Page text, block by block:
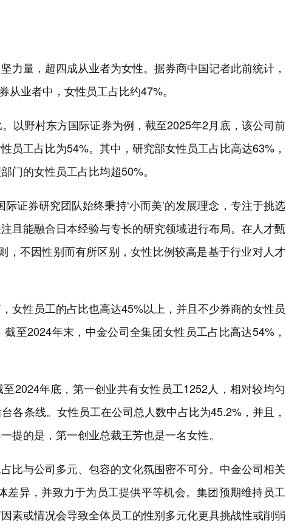
力量，超四成从业者为女性。据券商中国记者此前统计，
从业者中，女性员工占比约47%。
以野村东方国际证券为例，截至2025年2月底，该公司前
员工占比为54%。其中，研究部女性员工占比高达63%，
门的女性员工占比均超50%。
证券研究团队始终秉持‘小而美’的发展理念，专注于挑选
且能融合日本经验与专长的研究领域进行布局。在人才甄
，不因性别而有所区别，女性比例较高是基于行业对人才
女性员工的占比也高达45%以上，并且不少券商的女性员
至2024年末，中金公司全集团女性员工占比高达54%，
2024年底，第一创业共有女性员工1252人，相对较均匀
各条线。女性员工在公司总人数中占比为45.2%，并且，
提的是，第一创业总裁王芳也是一名女性。
比与公司多元、包容的文化氛围密不可分。中金公司相关
差异，并致力于为员工提供平等机会。集团预期维持员工
素或情况会导致全体员工的性别多元化更具挑战性或削弱